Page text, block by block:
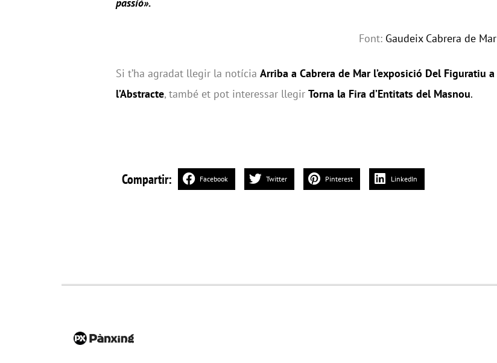
passió».
Font: Gaudeix Cabrera de Mar
Si t’ha agradat llegir la notícia Arriba a Cabrera de Mar l’exposició Del Figuratiu a
l’Abstracte, també et pot interessar llegir Torna la Fira d’Entitats del Masnou.
Compartir: Facebook Twitter Pinterest LinkedIn